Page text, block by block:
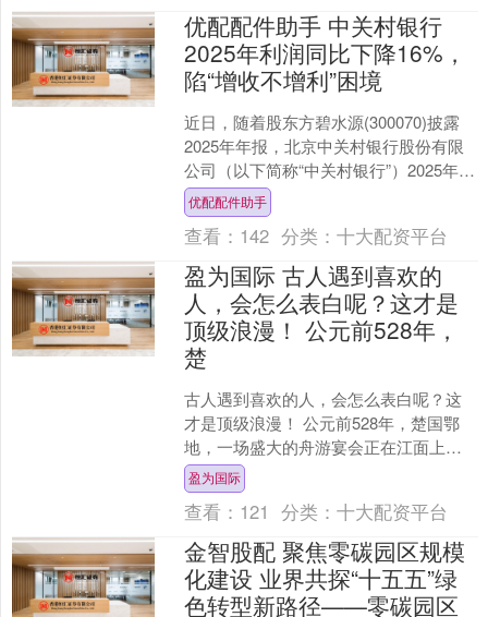
优配配件助手 中关村银行
2025年利润同比下降16%，
陷“增收不增利”困境
近日，随着股东方碧水源(300070)披露
2025年年报，北京中关村银行股份有限
公司（以下简称“中关村银行”）2025年经
营状况公布。作为北京市首家民营银
行、全....
优配配件助手
查看： 142 分类：十大配资平台
盈为国际 古人遇到喜欢的
人，会怎么表白呢？这才是
顶级浪漫！ 公元前528年，
楚
古人遇到喜欢的人，会怎么表白呢？这
才是顶级浪漫！ 公元前528年，楚国鄂
地，一场盛大的舟游宴会正在江面上进
行。楚国王子子皙乘着雕有青鸟图案的
画舫，张设翠羽华盖，....
盈为国际
查看： 121 分类：十大配资平台
金智股配 聚焦零碳园区规模
化建设 业界共探“十五五”绿
色转型新路径——零碳园区